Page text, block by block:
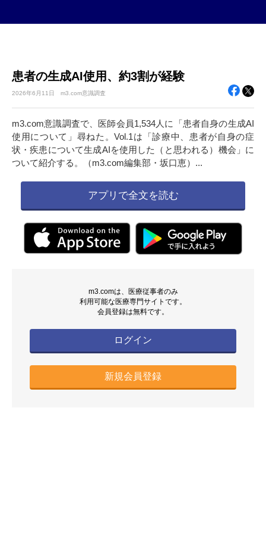
患者の生成AI使用、約3割が経験
2026年6月11日 m3.com意識調査
m3.com意識調査で、医師会員1,534人に「患者自身の生成AI
使用について」尋ねた。Vol.1は「診療中、患者が自身の症
状・疾患について生成AIを使用した（と思われる）機会」に
ついて紹介する。（m3.com編集部・坂口恵）...
アプリで全文を読む
m3.comは、医療従事者のみ
利用可能な医療専門サイトです。
会員登録は無料です。
ログイン
新規会員登録